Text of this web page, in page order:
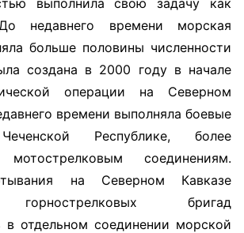
выполнила свою задачу как
недавнего времени морская
больше половины численности
создана в 2000 году в начале
операции на Северном
времени выполняла боевые
Республике, более
мотострелковым соединениям.
на Северном Кавказе
горнострелковых бригад
в отдельном соединении морской